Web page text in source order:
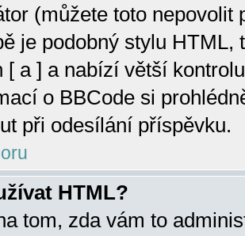
(můžete toto
je podobný stylu HTML,
[ a ] a nabízí větší
o BBCode si
při odesílání příspěvku.
HTML?
tom, zda vám to